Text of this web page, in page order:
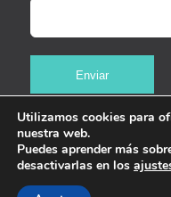
Utilizamos cookies para
nuestra web.
Puedes aprender más
desactivarlas en los